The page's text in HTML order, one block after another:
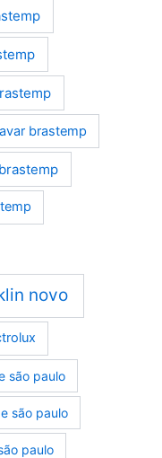
brastemp
novo
são paulo
são paulo
paulo